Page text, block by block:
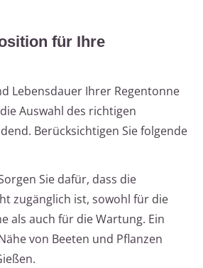
für Ihre
Lebensdauer Ihrer Regentonne
Auswahl des richtigen
Berücksichtigen Sie folgende
Sie dafür, dass die
zugänglich ist, sowohl für die
als auch für die Wartung. Ein
von Beeten und Pflanzen